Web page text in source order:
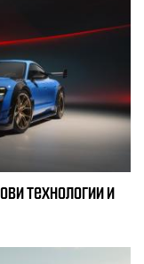
технологии и